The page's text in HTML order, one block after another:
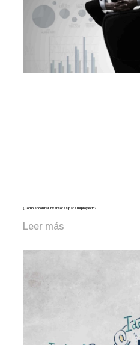
¿Cómo encontrar inversores para mi proyecto?
Leer más